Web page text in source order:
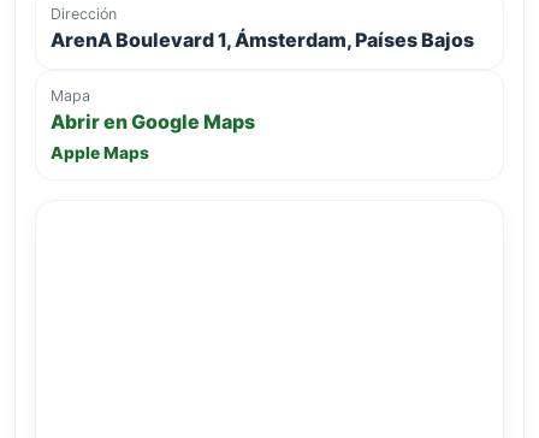
Dirección
ArenA Boulevard 1, Ámsterdam, Países Bajos
Mapa
Abrir en Google Maps
Apple Maps